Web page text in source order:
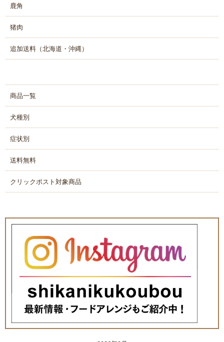
鹿角
猪肉
追加送料（北海道・沖縄）
商品一覧
犬種別
症状別
送料無料
クリックポスト対象商品